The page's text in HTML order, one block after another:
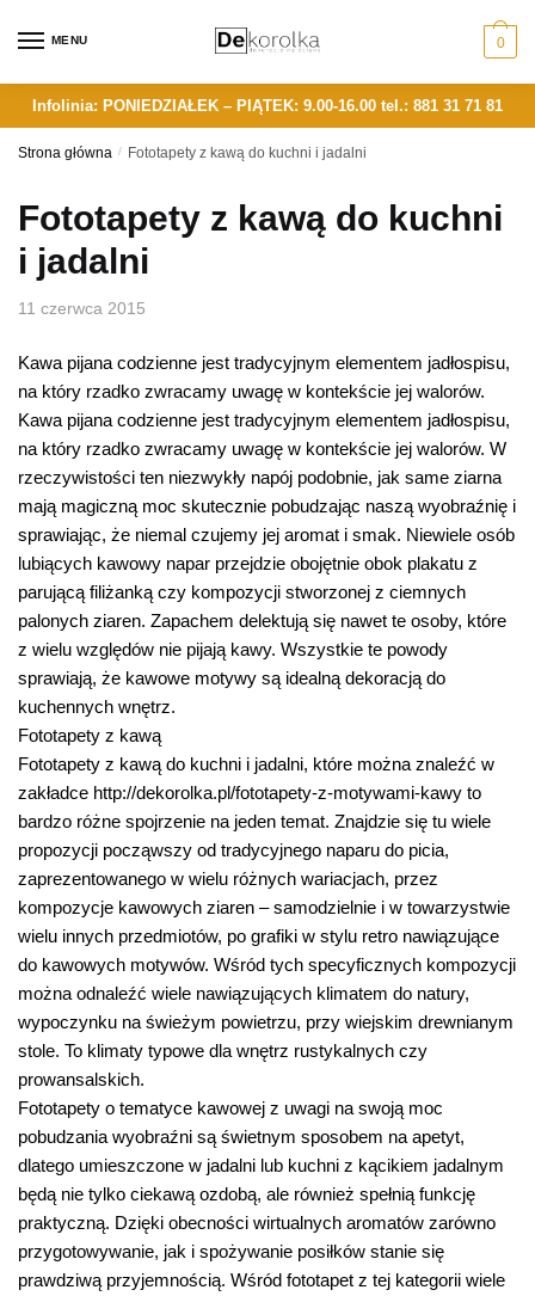
MENU 0
Infolinia: PONIEDZIAŁEK – PIĄTEK: 9.00-16.00 tel.: 881 31 71 81
Strona główna / Fototapety z kawą do kuchni i jadalni
Fototapety z kawą do kuchni
i jadalni
11 czerwca 2015
Kawa pijana codzienne jest tradycyjnym elementem jadłospisu,
na który rzadko zwracamy uwagę w kontekście jej walorów.
Kawa pijana codzienne jest tradycyjnym elementem jadłospisu,
na który rzadko zwracamy uwagę w kontekście jej walorów. W
rzeczywistości ten niezwykły napój podobnie, jak same ziarna
mają magiczną moc skutecznie pobudzając naszą wyobraźnię i
sprawiając, że niemal czujemy jej aromat i smak. Niewiele osób
lubiących kawowy napar przejdzie obojętnie obok plakatu z
parującą filiżanką czy kompozycji stworzonej z ciemnych
palonych ziaren. Zapachem delektują się nawet te osoby, które
z wielu względów nie pijają kawy. Wszystkie te powody
sprawiają, że kawowe motywy są idealną dekoracją do
kuchennych wnętrz.
Fototapety z kawą
Fototapety z kawą do kuchni i jadalni, które można znaleźć w
zakładce http://dekorolka.pl/fototapety-z-motywami-kawy to
bardzo różne spojrzenie na jeden temat. Znajdzie się tu wiele
propozycji począwszy od tradycyjnego naparu do picia,
zaprezentowanego w wielu różnych wariacjach, przez
kompozycje kawowych ziaren – samodzielnie i w towarzystwie
wielu innych przedmiotów, po grafiki w stylu retro nawiązujące
do kawowych motywów. Wśród tych specyficznych kompozycji
można odnaleźć wiele nawiązujących klimatem do natury,
wypoczynku na świeżym powietrzu, przy wiejskim drewnianym
stole. To klimaty typowe dla wnętrz rustykalnych czy
prowansalskich.
Fototapety o tematyce kawowej z uwagi na swoją moc
pobudzania wyobraźni są świetnym sposobem na apetyt,
dlatego umieszczone w jadalni lub kuchni z kącikiem jadalnym
będą nie tylko ciekawą ozdobą, ale również spełnią funkcję
praktyczną. Dzięki obecności wirtualnych aromatów zarówno
przygotowywanie, jak i spożywanie posiłków stanie się
prawdziwą przyjemnością. Wśród fototapet z tej kategorii wiele